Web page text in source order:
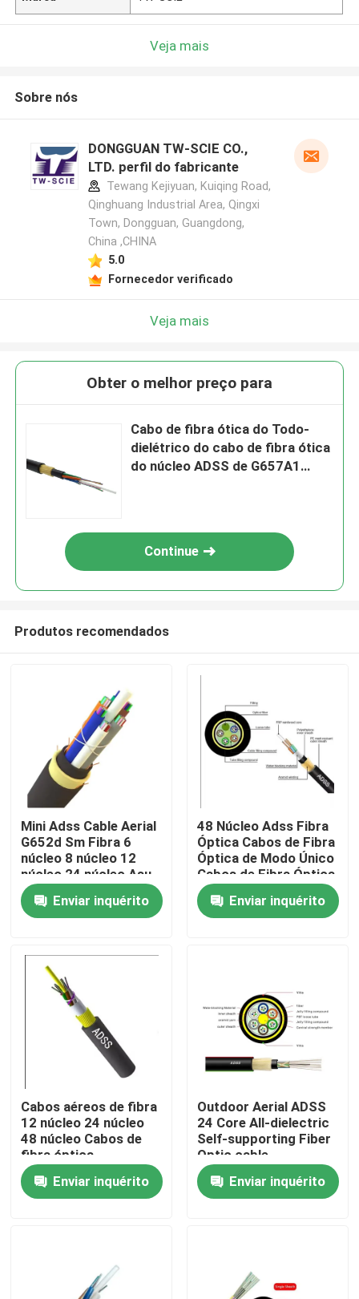
Casa
Produtos
Excursão da fábrica
Controle da qualidade
Peça umas citações
Outdoor Cabo de fibra óptica
Cabo de fibra ótica
Veja mais
Sobre nós
DONGGUAN TW-SCIE CO.,
LTD. perfil do fabricante
Tewang Kejiyuan, Kuiqing Road,
Qinghuang Industrial Area, Qingxi
Town, Dongguan, Guangdong,
China ,CHINA
5.0
Fornecedor verificado
Veja mais
Obter o melhor preço para
Cabo de fibra ótica do Todo-
dielétrico do cabo de fibra ótica
do núcleo ADSS de G657A1
Continue
Produtos recomendados
Mini Adss Cable Aerial
G652d Sm Fibra 6
núcleo 8 núcleo 12
núcleo 24 núcleo Asu
Fibra Ótica
Enviar inquérito
48 Núcleo Adss Fibra
Óptica Cabos de Fibra
Óptica de Modo Único
Cabos de Fibra Óptica
blindados China Cabos
de Fibra Óptica
Enviar inquérito
Cabos aéreos de fibra
12 núcleo 24 núcleo
48 núcleo Cabos de
fibra óptica
Enviar inquérito
Outdoor Aerial ADSS
24 Core All-dielectric
Self-supporting Fiber
Optic cable
Enviar inquérito